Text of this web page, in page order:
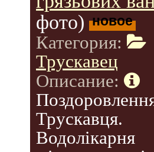
фото) новое
Категория:
Трускавец
Описание:
Трускавця.
Водолікарня